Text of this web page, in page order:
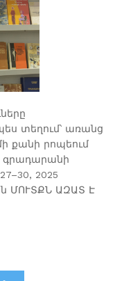
տեղում՝ առանց
քանի րոպեում
գրադարանի
2025
ՄՈՒՏՔՆ ԱԶԱՏ Է